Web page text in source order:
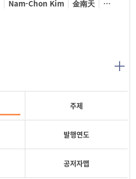
Nam-Chon Kim 金南天
주제
발행연도
공저자맵